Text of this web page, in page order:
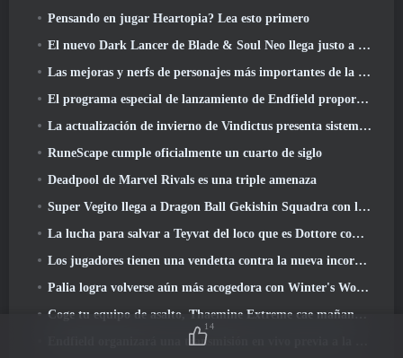
Pensando en jugar Heartopia? Lea esto primero
El nuevo Dark Lancer de Blade & Soul Neo llega justo a tiempo para el primer aniversario
Las mejoras y nerfs de personajes más importantes de la temporada 6
El programa especial de lanzamiento de Endfield proporciona detalles sobre el sistema de monetización del juego
La actualización de invierno de Vindictus presenta sistemas para facilitar la progresión de los jugadores
RuneScape cumple oficialmente un cuarto de siglo
Deadpool de Marvel Rivals es una triple amenaza
Super Vegito llega a Dragon Ball Gekishin Squadra con la llegada de la temporada 3
La lucha para salvar a Teyvat del loco que es Dottore comienza hoy en Genshin Impact
Los jugadores tienen una vendetta contra la nueva incorporación de Overwatch
Palia logra volverse aún más acogedora con Winter's Wonder: Actualización del Santuario Nevado
Coge tu equipo de asalto, Thaemine Extreme cae mañana en Lost Ark
Endfield organizará una transmisión en vivo previa a la transmisión en vivo esta semana
14